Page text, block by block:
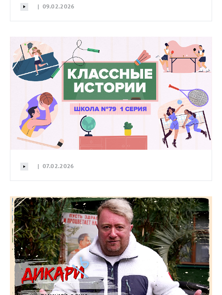
| 09.02.2026
| 07.02.2026